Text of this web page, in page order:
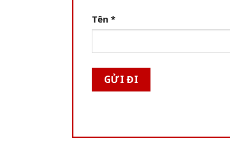
Tên *